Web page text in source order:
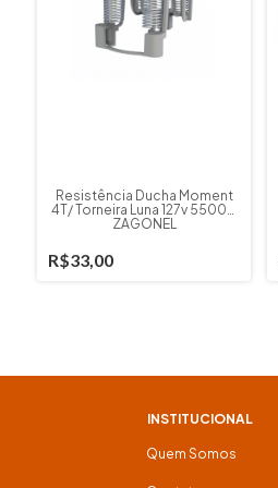
Resistência Ducha Moment
4T/ Torneira Luna 127v 5500w
ZAGONEL
R$33,00
INSTITUCIONAL
Quem Somos